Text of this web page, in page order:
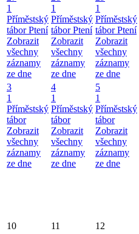
1
Příměstský
tábor Ptení
Zobrazit
všechny
záznamy
ze dne
1
Příměstský
tábor Ptení
Zobrazit
všechny
záznamy
ze dne
1
Příměstský
tábor Ptení
Zobrazit
všechny
záznamy
ze dne
3
1
Příměstský
tábor
Zobrazit
všechny
záznamy
ze dne
4
1
Příměstský
tábor
Zobrazit
všechny
záznamy
ze dne
5
1
Příměstský
tábor
Zobrazit
všechny
záznamy
ze dne
10 11 12